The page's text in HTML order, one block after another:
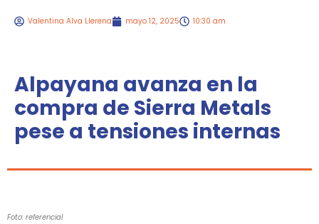
Valentina Alva Llerena mayo 12, 2025 10:30 am
Alpayana avanza en la
compra de Sierra Metals
pese a tensiones internas
Foto: referencial